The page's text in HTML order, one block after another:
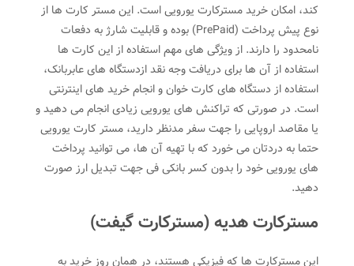
کند، امکان خرید مسترکارت یورویی است. این مستر کارت ها از
نوع پیش پرداخت (PrePaid) بوده و قابلیت شارژ به دفعات
نامحدود را دارند. از ویژگی های مهم استفاده از این کارت ها
استفاده از آن ها برای دریافت وجه نقد ازدستگاه های عابربانک،
استفاده از دستگاه های کارت خوان و انجام خرید های اینترنتی
است. در صورتی که تراکنش های یورویی زیادی انجام می دهید و
یا مقاصد اروپایی را جهت سفر مدنظر دارید، مستر کارت یورویی
حتما به دردتان می خورد که با تهیه آن ها، می توانید پرداخت
های یورویی خود را بدون کسر بانکی فی جهت تبدیل ارز صورت
دهید.
مسترکارت هدیه (مسترکارت گیفت)
این مسترکارت ها که فیزیکی هستند، در همان روز خرید به